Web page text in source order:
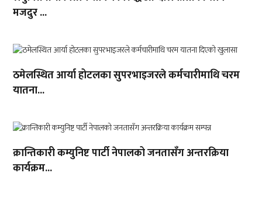
मजदुर ...
ठमेलस्थित आर्या होटलका सुपरभाइजरले कर्मचारीमाथि चरम
यातना...
क्रान्तिकारी कम्युनिष्ट पार्टी नेपालको जनतासँग अन्तरक्रिया
कार्यक्रम...